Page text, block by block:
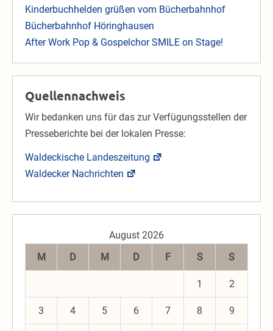
Kinderbuchhelden grüßen vom Bücherbahnhof
Bücherbahnhof Höringhausen
After Work Pop & Gospelchor SMILE on Stage!
Quellennachweis
Wir bedanken uns für das zur Verfügungsstellen der
Presseberichte bei der lokalen Presse:
Waldeckische Landeszeitung
Waldecker Nachrichten
August 2026
M
D M D F S S
1 2
3 4 5 6 7 8 9